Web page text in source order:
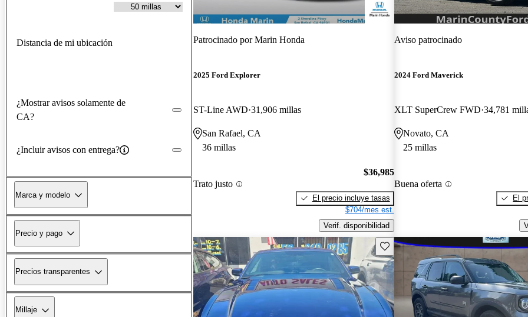
Distancia de mi ubicación
¿Mostrar avisos solamente de
CA?
¿Incluir avisos con entrega?
Marca y modelo
Precio y pago
Precios transparentes
Millaje
Patrocinado porMarin Honda
2025 Ford Explorer
ST-Line AWD 31,906 millas
San Rafael, CA
36 millas
Trato justo
$36,985
El precio incluye tasas
$704/mes est.
Verif. disponibilidad
Aviso patrocinado
2024 Ford Maverick
XLT SuperCrew FWD 34,781
Novato, CA
25 millas
Buena oferta
El
Guarda este Aviso